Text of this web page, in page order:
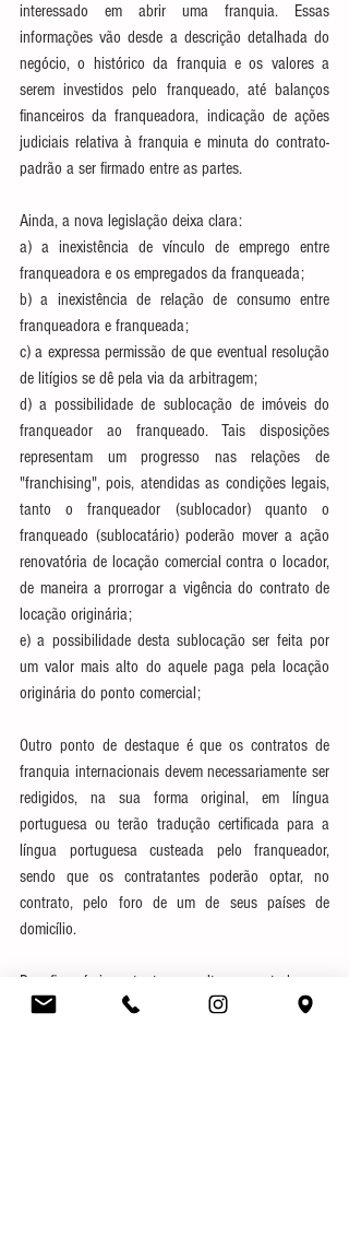
interessado em abrir uma franquia. Essas
informações vão desde a descrição detalhada do
negócio, o histórico da franquia e os valores a
serem investidos pelo franqueado, até balanços
financeiros da franqueadora, indicação de ações
judiciais relativa à franquia e minuta do contrato-
padrão a ser firmado entre as partes.
Ainda, a nova legislação deixa clara:
a) a inexistência de vínculo de emprego entre
franqueadora e os empregados da franqueada;
b) a inexistência de relação de consumo entre
franqueadora e franqueada;
c) a expressa permissão de que eventual resolução
de litígios se dê pela via da arbitragem;
d) a possibilidade de sublocação de imóveis do
franqueador ao franqueado. Tais disposições
representam um progresso nas relações de
"franchising", pois, atendidas as condições legais,
tanto o franqueador (sublocador) quanto o
franqueado (sublocatário) poderão mover a ação
renovatória de locação comercial contra o locador,
de maneira a prorrogar a vigência do contrato de
locação originária;
e) a possibilidade desta sublocação ser feita por
um valor mais alto do aquele paga pela locação
originária do ponto comercial;
Outro ponto de destaque é que os contratos de
franquia internacionais devem necessariamente ser
redigidos, na sua forma original, em língua
portuguesa ou terão tradução certificada para a
língua portuguesa custeada pelo franqueador,
sendo que os contratantes poderão optar, no
contrato, pelo foro de um de seus países de
domicílio.
Por fim, é importante ressaltar que todos os
contratos de franquia devem estar adequados às